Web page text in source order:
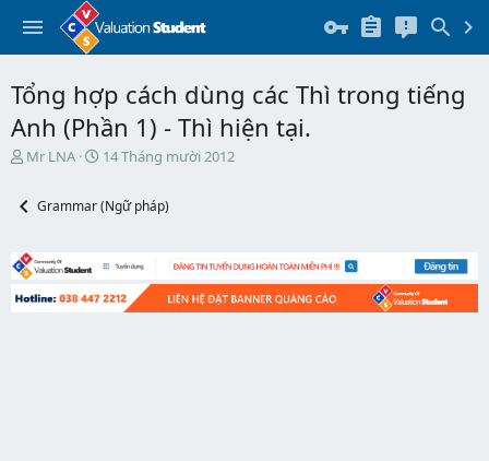
Tổng hợp cách dùng các Thì trong tiếng
Anh (Phần 1) - Thì hiện tại.
T
e
d
s
t
Mr LNA
N
y
t
đ
14 Tháng mười 2012
Grammar (Ngữ pháp)